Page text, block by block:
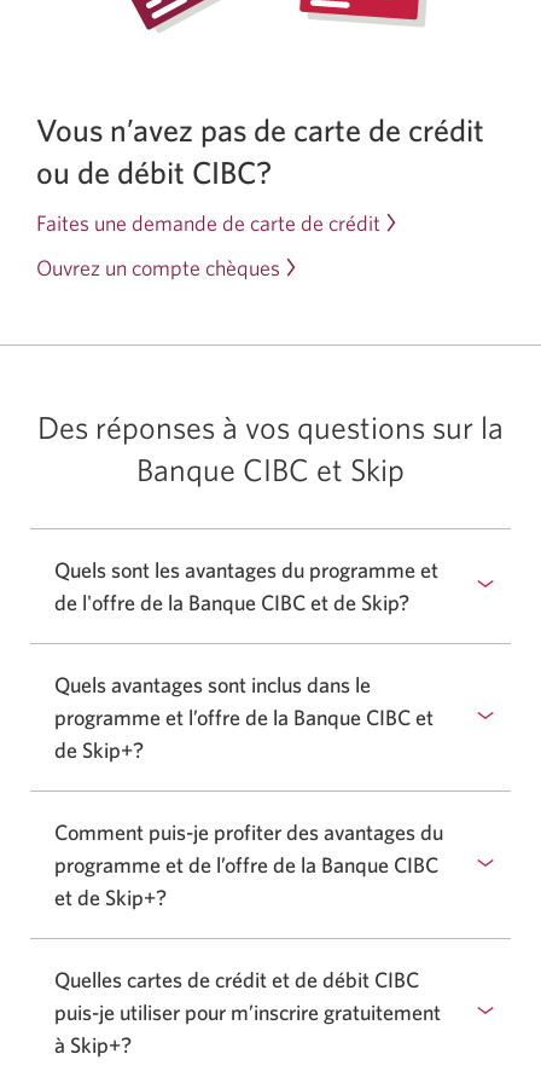
Vous n’avez pas de carte de crédit
ou de débit CIBC?
Faites une demande de carte de crédit
Ouvrez un compte chèques
Des réponses à vos questions sur la
Banque CIBC et Skip
Quels sont les avantages du programme et
de l'offre de la Banque CIBC et de Skip?
Quels avantages sont inclus dans le
programme et l’offre de la Banque CIBC et
de Skip+?
Comment puis-je profiter des avantages du
programme et de l’offre de la Banque CIBC
et de Skip+?
Quelles cartes de crédit et de débit CIBC
puis-je utiliser pour m’inscrire gratuitement
à Skip+?